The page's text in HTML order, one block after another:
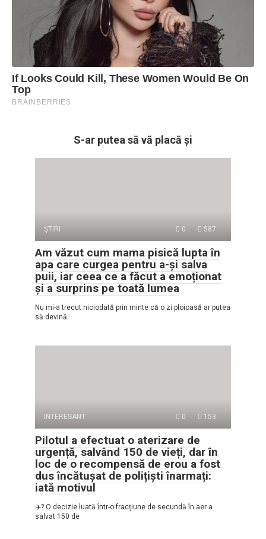
S-ar putea să vă placă și
ŞTIRI 0 587
Am văzut cum mama pisică lupta în
apa care curgea pentru a-și salva
puii, iar ceea ce a făcut a emoționat
și a surprins pe toată lumea
Nu mi-a trecut niciodată prin minte că o zi ploioasă ar putea
să devină
INTERESANT 0 153
Pilotul a efectuat o aterizare de
urgență, salvând 150 de vieți, dar în
loc de o recompensă de erou a fost
dus încătușat de polițiști înarmați:
iată motivul
✈️? O decizie luată într-o fracțiune de secundă în aer a
salvat 150 de